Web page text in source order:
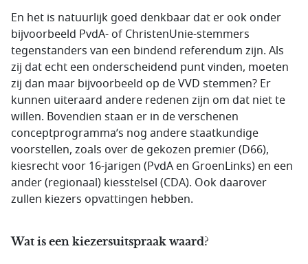
En het is natuurlijk goed denkbaar dat er ook onder
bijvoorbeeld PvdA- of ChristenUnie-stemmers
tegenstanders van een bindend referendum zijn. Als
zij dat echt een onderscheidend punt vinden, moeten
zij dan maar bijvoorbeeld op de VVD stemmen? Er
kunnen uiteraard andere redenen zijn om dat niet te
willen. Bovendien staan er in de verschenen
conceptprogramma’s nog andere staatkundige
voorstellen, zoals over de gekozen premier (D66),
kiesrecht voor 16-jarigen (PvdA en GroenLinks) en een
ander (regionaal) kiesstelsel (CDA). Ook daarover
zullen kiezers opvattingen hebben.
Wat is een kiezersuitspraak waard?